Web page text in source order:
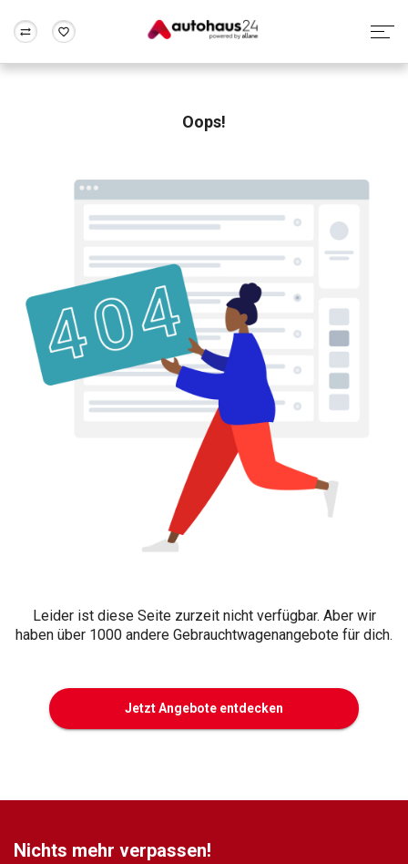
Rund um die Inzahlungnahme
Oops!
Leider ist diese Seite zurzeit nicht verfügbar. Aber wir
haben über 1000 andere Gebrauchtwagenangebote für dich.
Jetzt Angebote entdecken
Nichts mehr verpassen!